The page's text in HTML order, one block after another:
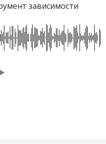
зависимости